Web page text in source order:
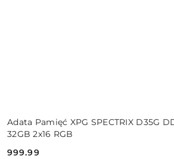
Adata Pamięć XPG SPECTRIX D35G
32GB 2x16 RGB
999.99